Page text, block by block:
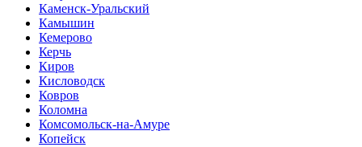
Каменск-Уральский
Камышин
Кемерово
Керчь
Киров
Кисловодск
Ковров
Коломна
Комсомольск-на-Амуре
Копейск